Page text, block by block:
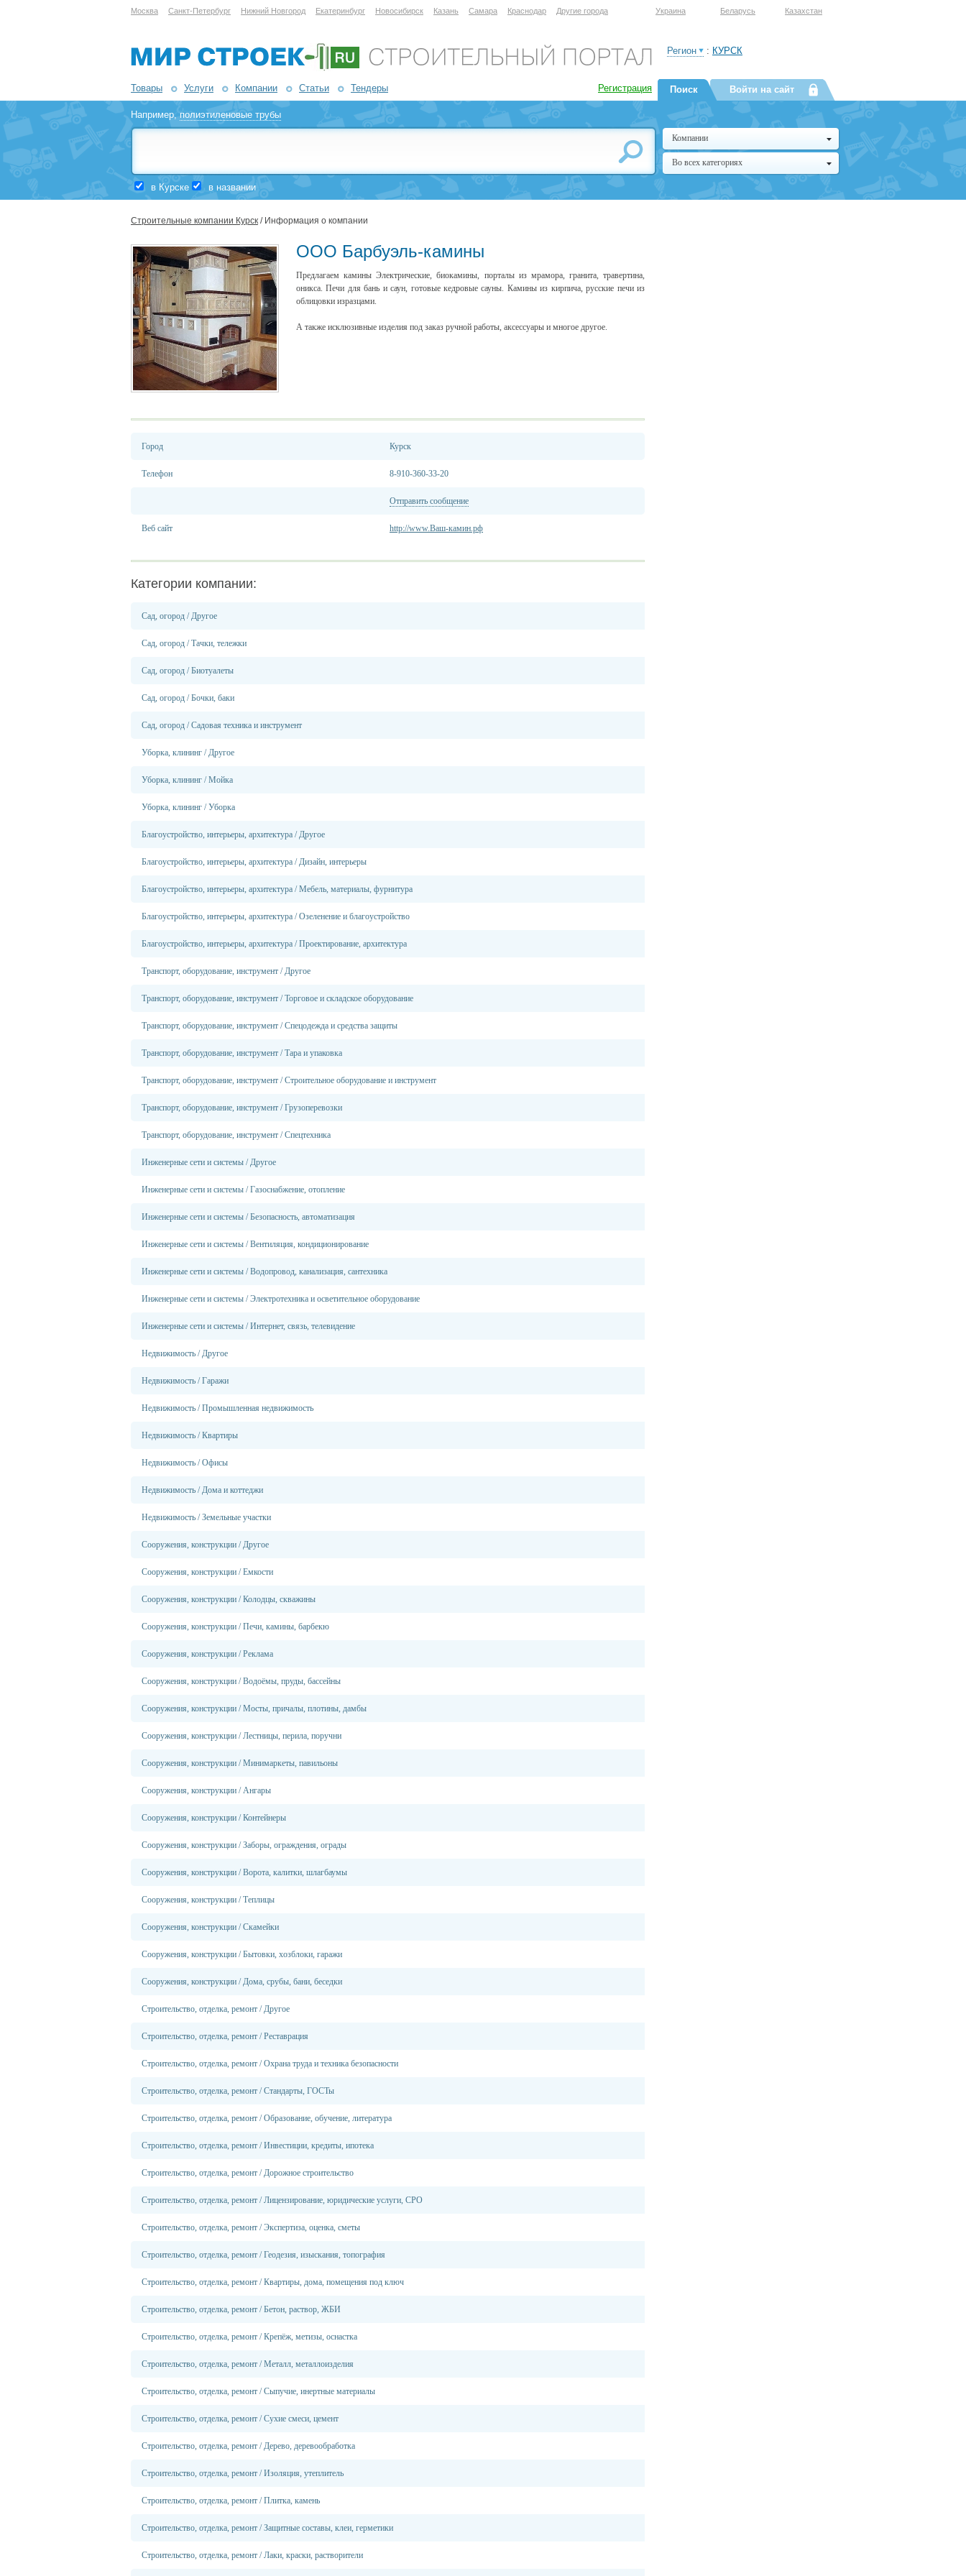
Москва Санкт-Петербург Нижний Новгород Екатеринбург Новосибирск Казань Самара Краснодар Другие города Украина Беларусь Казахстан
Товары Услуги Компании Статьи Тендеры Регистрация
Регион : КУРСК
Например,полиэтиленовые трубы
в Курске в названии
Поиск Войти на сайт
Компании
Во всех категориях
Строительные компании Курск / Информация о компании
ООО Барбуэль-камины
Предлагаем камины Электрические, биокамины, порталы из мрамора, гранита, травертина,
оникса. Печи для бань и саун, готовые кедровые сауны. Камины из кирпича, русские печи из
облицовки изразцами.
А также исклюзивные изделия под заказ ручной работы, аксессуары и многое другое.
Город Курск
Телефон 8-910-360-33-20
Отправить сообщение
Веб сайт http://www.Ваш-камин.рф
Категории компании:
Сад, огород /Другое
Сад, огород /Тачки, тележки
Сад, огород /Биотуалеты
Сад, огород /Бочки, баки
Сад, огород /Садовая техника и инструмент
Уборка, клининг /Другое
Уборка, клининг /Мойка
Уборка, клининг /Уборка
Благоустройство, интерьеры, архитектура /Другое
Благоустройство, интерьеры, архитектура /Дизайн, интерьеры
Благоустройство, интерьеры, архитектура /Мебель, материалы, фурнитура
Благоустройство, интерьеры, архитектура /Озеленение и благоустройство
Благоустройство, интерьеры, архитектура /Проектирование, архитектура
Транспорт, оборудование, инструмент /Другое
Транспорт, оборудование, инструмент /Торговое и складское оборудование
Транспорт, оборудование, инструмент /Спецодежда и средства защиты
Транспорт, оборудование, инструмент /Тара и упаковка
Транспорт, оборудование, инструмент /Строительное оборудование и инструмент
Транспорт, оборудование, инструмент /Грузоперевозки
Транспорт, оборудование, инструмент /Спецтехника
Инженерные сети и системы /Другое
Инженерные сети и системы /Газоснабжение, отопление
Инженерные сети и системы /Безопасность, автоматизация
Инженерные сети и системы /Вентиляция, кондиционирование
Инженерные сети и системы /Водопровод, канализация, сантехника
Инженерные сети и системы /Электротехника и осветительное оборудование
Инженерные сети и системы /Интернет, связь, телевидение
Недвижимость /Другое
Недвижимость /Гаражи
Недвижимость /Промышленная недвижимость
Недвижимость /Квартиры
Недвижимость /Офисы
Недвижимость /Дома и коттеджи
Недвижимость /Земельные участки
Сооружения, конструкции /Другое
Сооружения, конструкции /Емкости
Сооружения, конструкции /Колодцы, скважины
Сооружения, конструкции /Печи, камины, барбекю
Сооружения, конструкции /Реклама
Сооружения, конструкции /Водоёмы, пруды, бассейны
Сооружения, конструкции /Мосты, причалы, плотины, дамбы
Сооружения, конструкции /Лестницы, перила, поручни
Сооружения, конструкции /Минимаркеты, павильоны
Сооружения, конструкции /Ангары
Сооружения, конструкции /Контейнеры
Сооружения, конструкции /Заборы, ограждения, ограды
Сооружения, конструкции /Ворота, калитки, шлагбаумы
Сооружения, конструкции /Теплицы
Сооружения, конструкции /Скамейки
Сооружения, конструкции /Бытовки, хозблоки, гаражи
Сооружения, конструкции /Дома, срубы, бани, беседки
Строительство, отделка, ремонт /Другое
Строительство, отделка, ремонт /Реставрация
Строительство, отделка, ремонт /Охрана труда и техника безопасности
Строительство, отделка, ремонт /Стандарты, ГОСТы
Строительство, отделка, ремонт /Образование, обучение, литература
Строительство, отделка, ремонт /Инвестиции, кредиты, ипотека
Строительство, отделка, ремонт /Дорожное строительство
Строительство, отделка, ремонт /Лицензирование, юридические услуги, СРО
Строительство, отделка, ремонт /Экспертиза, оценка, сметы
Строительство, отделка, ремонт /Геодезия, изыскания, топография
Строительство, отделка, ремонт /Квартиры, дома, помещения под ключ
Строительство, отделка, ремонт /Бетон, раствор, ЖБИ
Строительство, отделка, ремонт /Крепёж, метизы, оснастка
Строительство, отделка, ремонт /Металл, металлоизделия
Строительство, отделка, ремонт /Сыпучие, инертные материалы
Строительство, отделка, ремонт /Сухие смеси, цемент
Строительство, отделка, ремонт /Дерево, деревообработка
Строительство, отделка, ремонт /Изоляция, утеплитель
Строительство, отделка, ремонт /Плитка, камень
Строительство, отделка, ремонт /Защитные составы, клеи, герметики
Строительство, отделка, ремонт /Лаки, краски, растворители